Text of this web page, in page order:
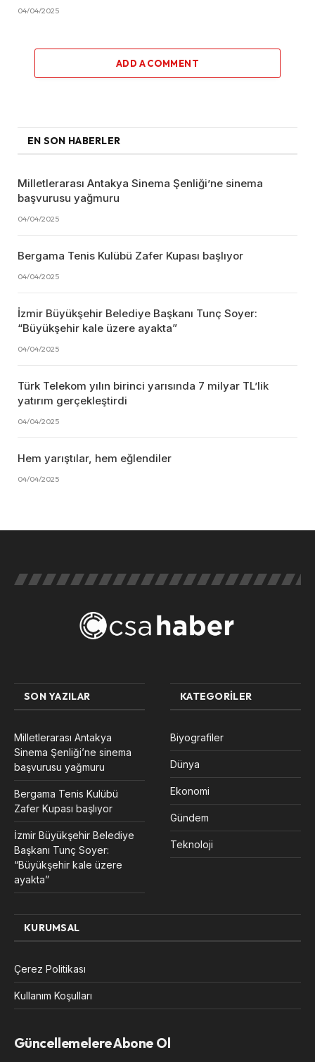
04/04/2025
ADD A COMMENT
EN SON HABERLER
Milletlerarası Antakya Sinema Şenliği’ne sinema
başvurusu yağmuru
04/04/2025
Bergama Tenis Kulübü Zafer Kupası başlıyor
04/04/2025
İzmir Büyükşehir Belediye Başkanı Tunç Soyer:
“Büyükşehir kale üzere ayakta”
04/04/2025
Türk Telekom yılın birinci yarısında 7 milyar TL’lik
yatırım gerçekleştirdi
04/04/2025
Hem yarıştılar, hem eğlendiler
04/04/2025
SON YAZILAR
Milletlerarası Antakya
Sinema Şenliği’ne sinema
başvurusu yağmuru
Bergama Tenis Kulübü
Zafer Kupası başlıyor
İzmir Büyükşehir Belediye
Başkanı Tunç Soyer:
“Büyükşehir kale üzere
ayakta”
KATEGORILER
Biyografiler
Dünya
Ekonomi
Gündem
Teknoloji
KURUMSAL
Çerez Politikası
Kullanım Koşulları
Güncellemelere Abone Ol